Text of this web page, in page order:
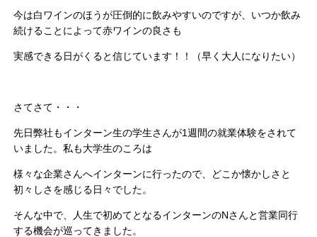
今は白ワインのほうが圧倒的に飲みやすいのですが、いつか飲み
続けることによって赤ワインの良さも
実感できる日がくると信じています！！（早く大人になりたい）
さてさて・・・
先日弊社もインターン生の学生さんが1週間の就業体験をされて
いました。私も大学生のころは
様々な企業さんへインターンに行ったので、どこか懐かしさと
初々しさを感じる日々でした。
そんな中で、人生で初めてとなるインターンのNさんと営業同行
する機会が巡ってきました。